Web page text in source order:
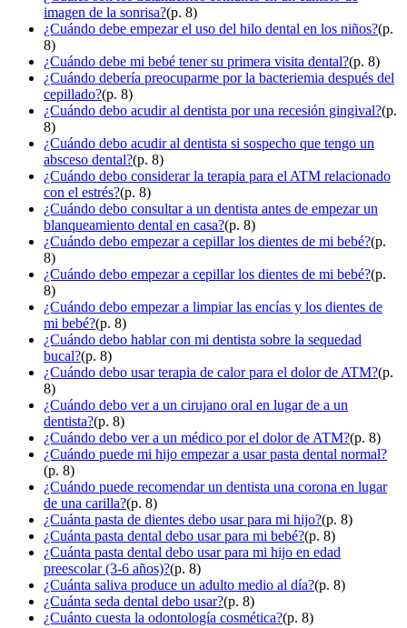
imagen de la sonrisa?(p. 8)
¿Cuándo debe empezar el uso del hilo dental en los niños?(p.
8)
¿Cuándo debe mi bebé tener su primera visita dental?(p. 8)
¿Cuándo debería preocuparme por la bacteriemia después del
cepillado?(p. 8)
¿Cuándo debo acudir al dentista por una recesión gingival?(p.
8)
¿Cuándo debo acudir al dentista si sospecho que tengo un
absceso dental?(p. 8)
¿Cuándo debo considerar la terapia para el ATM relacionado
con el estrés?(p. 8)
¿Cuándo debo consultar a un dentista antes de empezar un
blanqueamiento dental en casa?(p. 8)
¿Cuándo debo empezar a cepillar los dientes de mi bebé?(p.
8)
¿Cuándo debo empezar a cepillar los dientes de mi bebé?(p.
8)
¿Cuándo debo empezar a limpiar las encías y los dientes de
mi bebé?(p. 8)
¿Cuándo debo hablar con mi dentista sobre la sequedad
bucal?(p. 8)
¿Cuándo debo usar terapia de calor para el dolor de ATM?(p.
8)
¿Cuándo debo ver a un cirujano oral en lugar de a un
dentista?(p. 8)
¿Cuándo debo ver a un médico por el dolor de ATM?(p. 8)
¿Cuándo puede mi hijo empezar a usar pasta dental normal?
(p. 8)
¿Cuándo puede recomendar un dentista una corona en lugar
de una carilla?(p. 8)
¿Cuánta pasta de dientes debo usar para mi hijo?(p. 8)
¿Cuánta pasta dental debo usar para mi bebé?(p. 8)
¿Cuánta pasta dental debo usar para mi hijo en edad
preescolar (3-6 años)?(p. 8)
¿Cuánta saliva produce un adulto medio al día?(p. 8)
¿Cuánta seda dental debo usar?(p. 8)
¿Cuánto cuesta la odontología cosmética?(p. 8)